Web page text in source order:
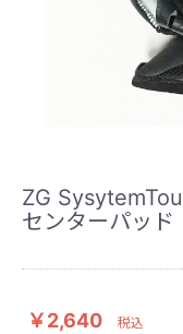
ZG
センターパッド
￥2,640 税込